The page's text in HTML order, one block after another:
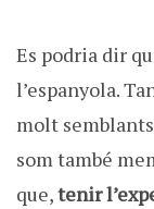
Es podria dir
l’espanyola.
molt
som també
que,tenir